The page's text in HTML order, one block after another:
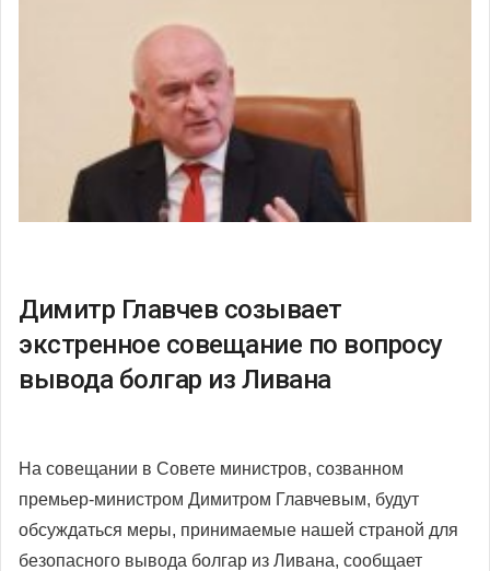
Димитр Главчев созывает
экстренное совещание по вопросу
вывода болгар из Ливана
На совещании в Совете министров, созванном
премьер-министром Димитром Главчевым, будут
обсуждаться меры, принимаемые нашей страной для
безопасного вывода болгар из Ливана, сообщает